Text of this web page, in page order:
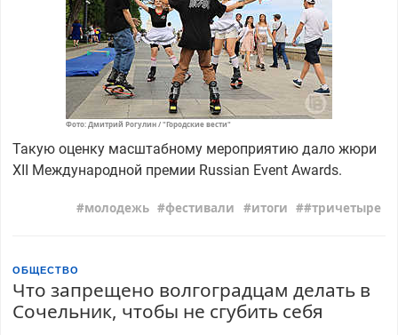
Фото: Дмитрий Рогулин / "Городские вести"
Такую оценку масштабному мероприятию дало жюри
ХII Международной премии Russian Event Awards.
молодежь фестивали итоги #тричетыре
ОБЩЕСТВО
Что запрещено волгоградцам делать в
Сочельник, чтобы не сгубить себя